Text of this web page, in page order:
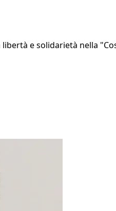
e solidarietà nella